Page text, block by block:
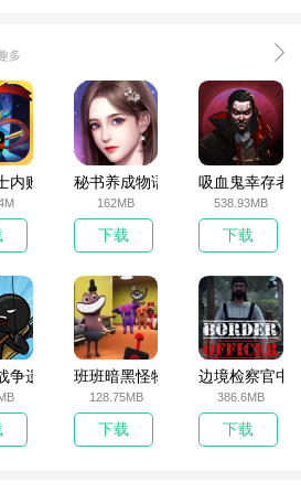
多
内购破解版秘书养成物语
162MB
下载
吸血鬼幸存者
538.93MB
下载
争遗产无敌版班班暗黑怪物生存挑战5
128.75MB
下载
边境检察官中
386.6MB
下载